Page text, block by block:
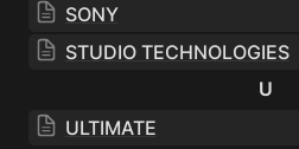
SONY
STUDIO TECHNOLOGIES
U
ULTIMATE